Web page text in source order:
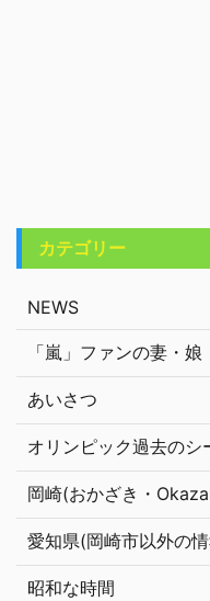
カテゴリー
NEWS
「嵐」ファンの妻・娘
あいさつ
オリンピック過去の
岡崎(おかざき・
愛知県(岡崎市以外の
昭和な時間